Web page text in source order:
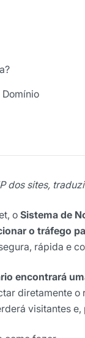
dos sites,
o Sistema de
o tráfego
rápida e
encontrará
diretamente
visitantes